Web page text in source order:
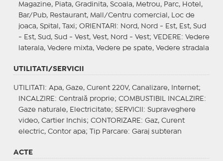
Magazine, Piata, Gradinita, Scoala, Metrou, Parc, Hotel,
Bar/Pub, Restaurant, Mall/Centru comercial, Loc de
joaca, Spital, Taxi; ORIENTARI : Nord, Nord - Est, Est, Sud
- Est, Sud, Sud - Vest, Vest, Nord - Vest; VEDERE : Vedere
laterala, Vedere mixta, Vedere pe spate, Vedere stradala
UTILITATI/SERVICII
UTILITATI : Apa, Gaze, Curent 220V, Canalizare, Internet;
INCALZIRE : Centrală proprie; COMBUSTIBIL INCALZIRE :
Gaze naturale, Electricitate; SERVICII : Supraveghere
video, Cartier Inchis; CONTORIZARE : Gaz, Curent
electric, Contor apa;
Tip Parcare: Garaj subteran
ACTE